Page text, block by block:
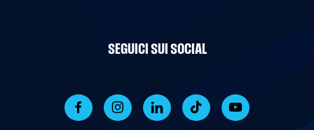
SEGUICI SUI SOCIAL